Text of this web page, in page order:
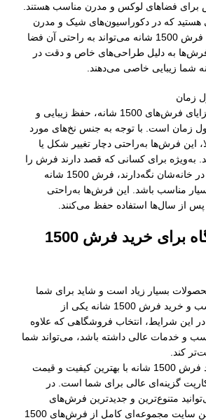
برای فضاهای لوکس و مدرن مناسب هستند.
هستید که در دکوراسیون‌های شیک و مدرن
شما هماهنگ باشد، فرش 1500 شانه می‌تواند به راحتی آن فضا
فرش‌ها به دلیل طراحی‌های خاص و دقت در
شما زیبایی خاصی می‌دهند.
زمان
یکی از مهم‌ترین مزایای فرش‌های 1500 شانه، حفظ زیبایی و
زمان است. با توجه به جنس نخ‌های مورد
این فرش‌ها به‌راحتی دچار تغییر شکل یا
به‌ویژه برای کسانی که قصد دارند فرش را
برای مدت طولانی در خانه‌شان نگه‌دارند، فرش 1500 شانه
مناسب باشد. این فرش‌ها به‌راحتی
پس از سال‌ها استفاده حفظ می‌کنند.
بهترین فروشگاه برای خرید فرش 1500
بسیار زیاد است و شاید برای شما
انتخاب فروشگاه مناسب و خرید فرش 1500 شانه یکی از
این شرایط، انتخاب فروشگاهی که علاوه
و خدمات عالی داشته باشد، می‌تواند شما
کند.
اگر شما به دنبال خرید فرش 1500 شانه با بهترین کیفیت و قیمت
گزینه‌ای عالی برای شما است. در
متنوع‌ترین و جدیدترین فرش‌های
ماشینی را پیدا کنید. این سایت مجموعه‌ای کامل از فرش‌های 1500